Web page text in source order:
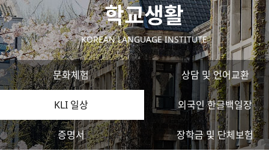
학교생활
KOREAN LANGUAGE INSTITUTE
문화체험 상담 및 언어교환
KLI 일상 외국인 한글백일장
증명서 장학금 및 단체보험